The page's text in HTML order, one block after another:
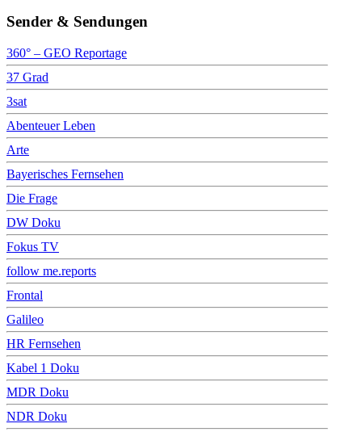
Sender & Sendungen
360° – GEO Reportage
37 Grad
3sat
Abenteuer Leben
Arte
Bayerisches Fernsehen
Die Frage
DW Doku
Fokus TV
follow me.reports
Frontal
Galileo
HR Fernsehen
Kabel 1 Doku
MDR Doku
NDR Doku